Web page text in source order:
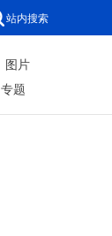
站内搜索
图片
专题